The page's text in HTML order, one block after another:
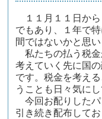
１１月１１日から
でもあり、１年で
間ではないかと思い
私たちの払う税金
考えていく先に国
です。税金を考え
うことも日々気に
今回お配りしたパ
引き続き配布して